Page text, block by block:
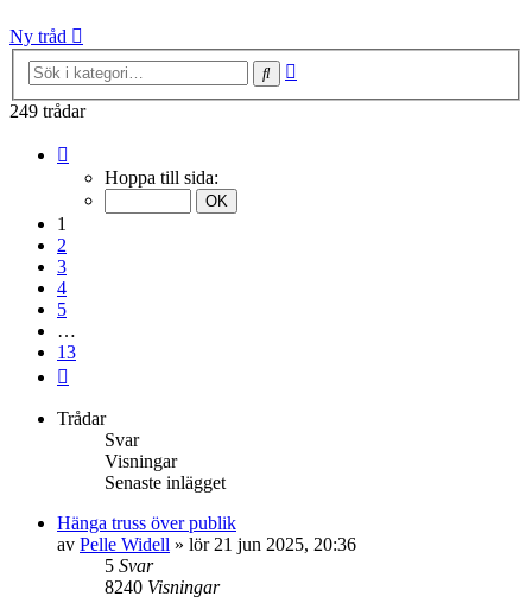
Ny tråd
Sök
249 trådar
Hoppa till sida:
1
2
3
4
5
…
13
Trådar
Svar
Visningar
Senaste inlägget
Hänga truss över publik
av Pelle Widell » lör 21 jun 2025, 20:36
5 Svar
8240 Visningar